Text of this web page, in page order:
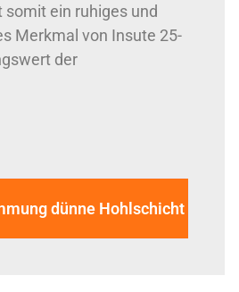
ein ruhiges und
Merkmal von Insute 25-
der
dünne Hohlschicht